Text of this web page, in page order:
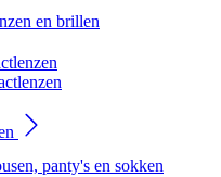
en brillen
panty's en sokken